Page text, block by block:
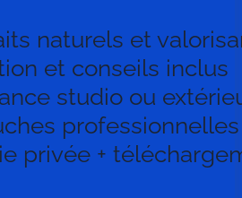
naturels et
et conseils inclus
studio ou
professionnelles
privée +